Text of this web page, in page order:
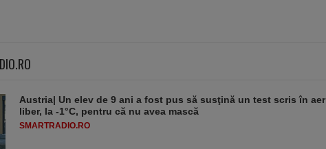
Austria| Un elev de 9 ani a fost pus să susţină un test scris în aer
liber, la -1°C, pentru că nu avea mască
SMARTRADIO.RO